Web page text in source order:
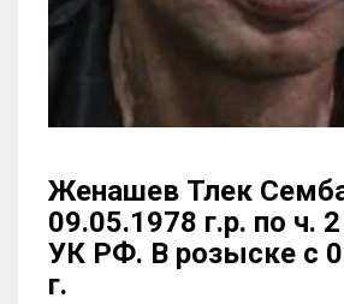
Женашев Тлек
09.05.1978 г.р. по ч.
УК РФ. В розыске с
г.